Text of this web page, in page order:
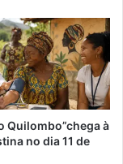
Quilombo”chega à
no dia 11 de